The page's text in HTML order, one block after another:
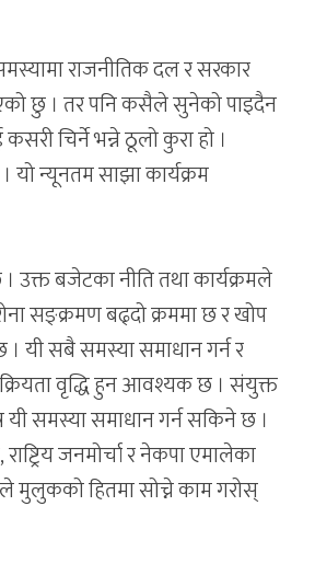
राजनीतिक दल र सरकार
छु । तर पनि कसैले सुनेको पाइदैन
चिर्ने भन्ने ठूलो कुरा हो ।
यो न्यूनतम साझा कार्यक्रम
बजेटका नीति तथा कार्यक्रमले
सङ्क्रमण बढ्दो क्रममा छ र खोप
यी सबै समस्या समाधान गर्न र
वृद्धि हुन आवश्यक छ । संयुक्त
यी समस्या समाधान गर्न सकिने छ ।
जनमोर्चा र नेकपा एमालेका
मुलुकको हितमा सोच्ने काम गरोस्